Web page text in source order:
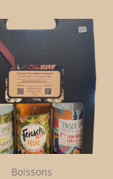
Boissons